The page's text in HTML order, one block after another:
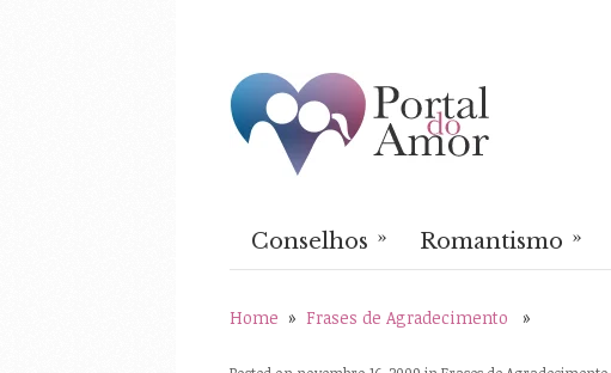
Conselhos » Romantismo »
Home » Frases de Agradecimento »